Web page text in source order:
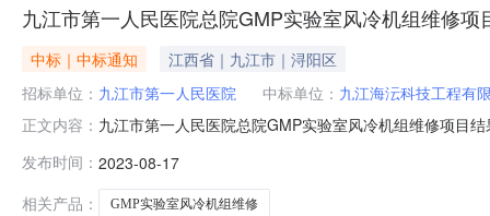
九江市第一人民医院总院GMP实验室风冷机组维修项
中标｜中标通知
江西省｜九江市｜浔阳区
招标单位： 九江市第一人民医院 中标单位： 九江海沄科技工程有
正文内容： 九江市第一人民医院总院GMP实验室风冷机组维修项目
量中标供应商1GMP实验室风冷机组维修项目1项九江海
细地址：江
发布时间： 2023-08-17
相关产品：
GMP实验室风冷机组维修